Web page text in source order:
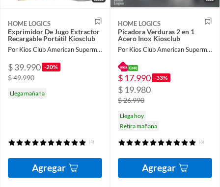
HOME LOGICS
Exprimidor De Jugo Extractor
Recargable Portátil Kiosclub
Por Kios Club American Supermarket
$ 39.990 -20%
$ 49.990
Llega mañana
(4)
Agregar
HOME LOGICS
Picadora Verduras 2 en 1
Acero Inox Kiosclub
Por Kios Club American Supermarket
$ 17.990 -33%
$ 19.980
$ 26.990
Llega hoy
Retira mañana
(6)
Agregar